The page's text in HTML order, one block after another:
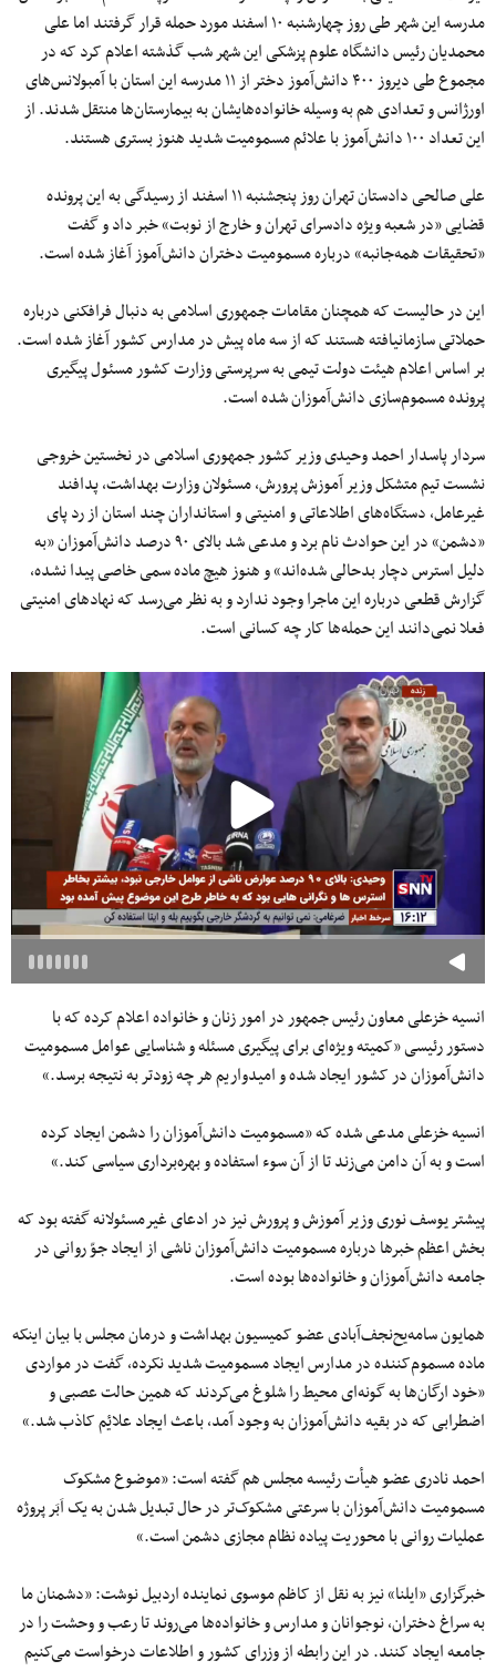
مدرسه این شهر طی روز چهارشنبه ۱۰ اسفند مورد حمله قرار گرفتند اما علی
محمدیان رئیس دانشگاه علوم پزشکی این شهر شب گذشته اعلام کرد که در
مجموع طی دیروز ۴۰۰ دانش‌آموز دختر از ۱۱ مدرسه این استان با آمبولانس‌های
اورژانس و تعدادی هم به وسیله خانواده‌هایشان به بیمارستان‌ها منتقل شدند. از
این تعداد ۱۰۰ دانش‌آموز با علائم مسمومیت شدید هنوز بستری هستند.
علی صالحی دادستان تهران روز پنجشنبه ۱۱ اسفند از رسیدگی به این پرونده
قضایی «در شعبه ویژه دادسرای تهران و خارج از نوبت» خبر داد و گفت
«تحقیقات همه‌جانبه» درباره مسمومیت دختران دانش‌آموز آغاز شده است.
این در حالیست که همچنان مقامات جمهوری اسلامی به دنبال فرافکنی درباره
حملاتی سازمانیافته هستند که از سه ماه پیش در مدارس کشور آغاز شده است.
بر اساس اعلام هیئت دولت تیمی به سرپرستی وزارت کشور مسئول پیگیری
پرونده مسموم‌سازی دانش‌آموزان شده است.
سردار پاسدار احمد وحیدی وزیر کشور جمهوری اسلامی در نخستین خروجی
نشست تیم متشکل وزیر آموزش پرورش، مسئولان وزارت بهداشت، پدافند
غیرعامل، دستگاه‌های اطلاعاتی و امنیتی و استانداران چند استان از رد پای
«دشمن» در این حوادث نام برد و مدعی شد بالای ۹۰ درصد دانش‌آموزان «به
دلیل استرس دچار بدحالی شده‌اند» و هنوز هیچ ماده سمی خاصی پیدا نشده،
گزارش قطعی درباره این ماجرا وجود ندارد و به نظر می‌رسد که نهادهای امنیتی
فعلا نمی‌دانند این حمله‌ها کار چه کسانی است.
انسیه خزعلی معاون رئیس جمهور در امور زنان و خانواده اعلام کرده که با
دستور رئیسی «کمیته ویژه‌ای برای پیگیری مسئله و شناسایی عوامل مسمومیت
دانش‌آموزان در کشور ایجاد شده و امیدواریم هر چه زودتر به نتیجه برسد.»
انسیه خزعلی مدعی شده که «مسمومیت دانش‌آموزان را دشمن ایجاد کرده
است و به آن دامن می‌زند تا از آن سوء استفاده و بهره‌برداری سیاسی کند.»
پیشتر یوسف نوری وزیر آموزش و پرورش نیز در ادعای غیرمسئولانه گفته بود که
بخش اعظم خبرها درباره مسمومیت دانش‌آموزان ناشی از ایجاد جوّ روانی در
جامعه دانش‌آموزان و خانواده‌ها بوده است.
همایون سامه‌یح‌نجف‌آبادی عضو کمیسیون بهداشت و درمان مجلس با بیان اینکه
ماده مسموم‌کننده در مدارس ایجاد مسمومیت شدید نکرده، گفت در مواردی
«خود ارگان‌ها به گونه‌ای محیط را شلوغ می‌کردند که همین حالت عصبی و
اضطرابی که در بقیه دانش‌آموزان به وجود آمد، باعث ایجاد علایٔم کاذب شد.»
احمد نادری عضو هیأت رئیسه مجلس هم گفته است: «‏موضوع مشکوک
مسمومیت دانش‌آموزان با سرعتی مشکوک‌تر در حال تبدیل شدن به یک اَبَر پروژه
عملیات روانی با محوریت پیاده نظام مجازی دشمن است.»
خبرگزاری «ایلنا» نیز به نقل از کاظم موسوی نماینده اردبیل نوشت: «دشمنان ما
به سراغ دختران، نوجوانان و مدارس و خانواده‌ها می‌روند تا رعب و وحشت را در
جامعه ایجاد کنند. در این رابطه از وزرای کشور و اطلاعات درخواست می‌کنیم